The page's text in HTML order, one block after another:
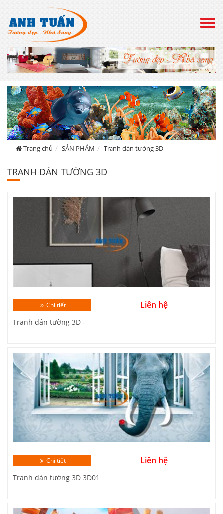
Trang chủ SẢN PHẨM Tranh dán tường 3D
TRANH DÁN TƯỜNG 3D
Chi tiết Liên hệ
Tranh dán tường 3D -
Chi tiết Liên hệ
Tranh dán tường 3D 3D01